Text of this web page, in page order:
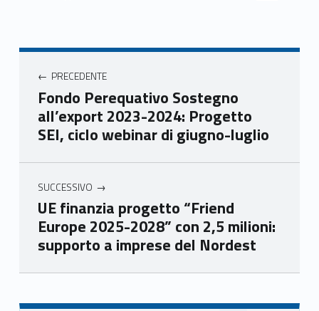
Unio
mer
e
Ven
eto
Unio
e
Ven
eto
Unio
e
Ven
eto
Unio
eto
Navigazione articoli
PRECEDENTE
Fondo Perequativo Sostegno
all’export 2023-2024: Progetto
SEI, ciclo webinar di giugno-luglio
SUCCESSIVO
UE finanzia progetto “Friend
Europe 2025-2028” con 2,5 milioni:
supporto a imprese del Nordest
Skip back to main navigation